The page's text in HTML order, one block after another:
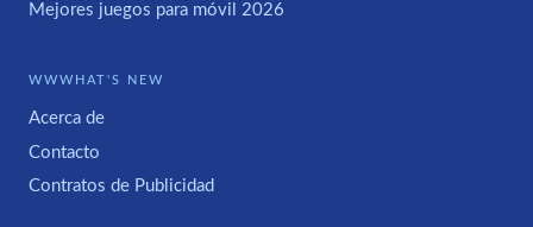
Mejores juegos para móvil 2026
WWWHAT'S NEW
Acerca de
Contacto
Contratos de Publicidad